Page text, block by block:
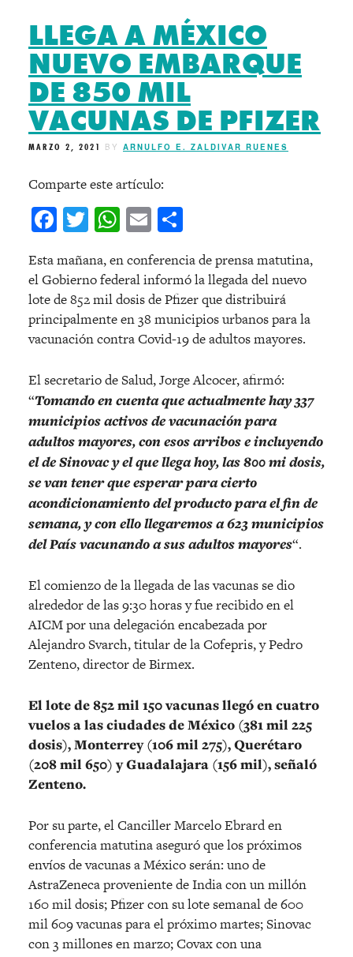
LLEGA A MÉXICO
NUEVO EMBARQUE
DE 850 MIL
VACUNAS DE PFIZER
MARZO 2, 2021 BY ARNULFO E. ZALDIVAR RUENES
Comparte este artículo:
Facebook
Twitter
WhatsApp
Email
Esta mañana, en conferencia de prensa matutina,
el Gobierno federal informó la llegada del nuevo
lote de 852 mil dosis de Pfizer que distribuirá
principalmente en 38 municipios urbanos para la
vacunación contra Covid-19 de adultos mayores.
El secretario de Salud, Jorge Alcocer, afirmó:
“Tomando en cuenta que actualmente hay 337
municipios activos de vacunación para
adultos mayores, con esos arribos e incluyendo
el de Sinovac y el que llega hoy, las 800 mi dosis,
se van tener que esperar para cierto
acondicionamiento del producto para el fin de
semana, y con ello llegaremos a 623 municipios
del País vacunando a sus adultos mayores“.
El comienzo de la llegada de las vacunas se dio
alrededor de las 9:30 horas y fue recibido en el
AICM por una delegación encabezada por
Alejandro Svarch, titular de la Cofepris, y Pedro
Zenteno, director de Birmex.
El lote de 852 mil 150 vacunas llegó en cuatro
vuelos a las ciudades de México (381 mil 225
dosis), Monterrey (106 mil 275), Querétaro
(208 mil 650) y Guadalajara (156 mil), señaló
Zenteno.
Por su parte, el Canciller Marcelo Ebrard en
conferencia matutina aseguró que los próximos
envíos de vacunas a México serán: uno de
AstraZeneca proveniente de India con un millón
160 mil dosis; Pfizer con su lote semanal de 600
mil 609 vacunas para el próximo martes; Sinovac
con 3 millones en marzo; Covax con una